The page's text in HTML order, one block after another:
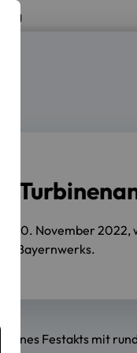
10. November
Bayernwerks.
eines Festakts mit